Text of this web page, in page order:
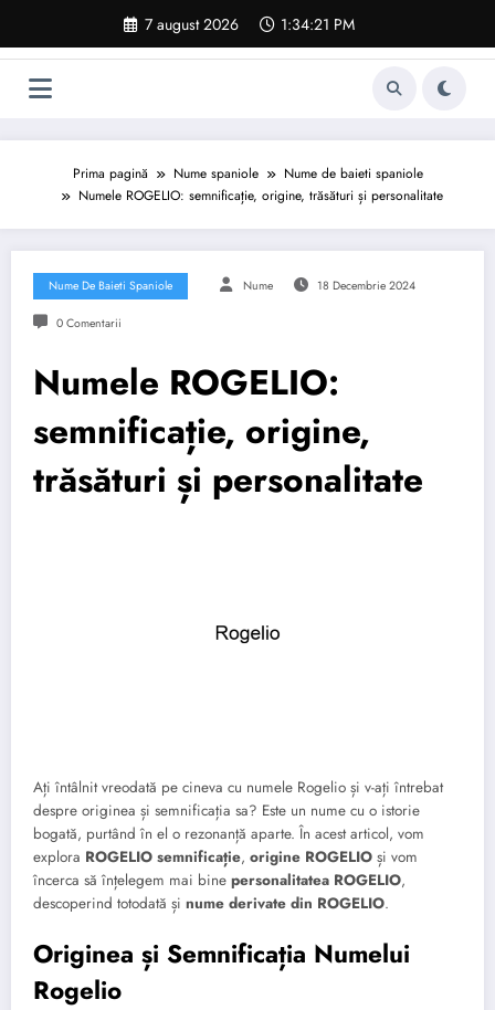
conținut
7 august 2026 1:34:22 PM
Prima pagină Nume spaniole
Nume de baieti spaniole
Numele ROGELIO: semnificație, origine, trăsături și personalitate
Nume De Baieti Spaniole Nume 18 Decembrie 2024
0 Comentarii
Numele ROGELIO:
semnificație, origine,
trăsături și personalitate
Ați întâlnit vreodată pe cineva cu numele Rogelio și v-ați întrebat
despre originea și semnificația sa? Este un nume cu o istorie
bogată, purtând în el o rezonanță aparte. În acest articol, vom
explora ROGELIO semnificație, origine ROGELIO și vom
încerca să înțelegem mai bine personalitatea ROGELIO,
descoperind totodată și nume derivate din ROGELIO.
Originea și Semnificația Numelui
Rogelio